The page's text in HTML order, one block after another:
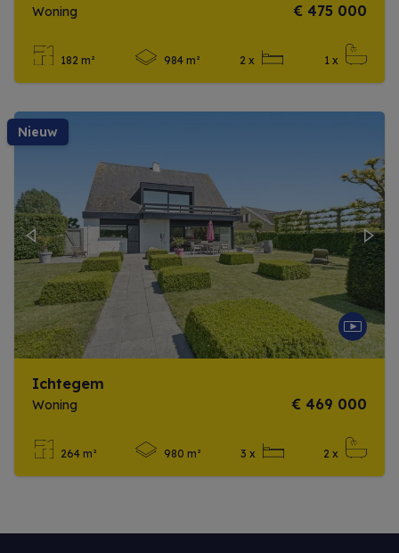
Woning € 475 000
182 m² 984 m² 2 x 1 x
nieuw
Previous Next
Ichtegem
Woning € 469 000
264 m² 980 m² 3 x 2 x